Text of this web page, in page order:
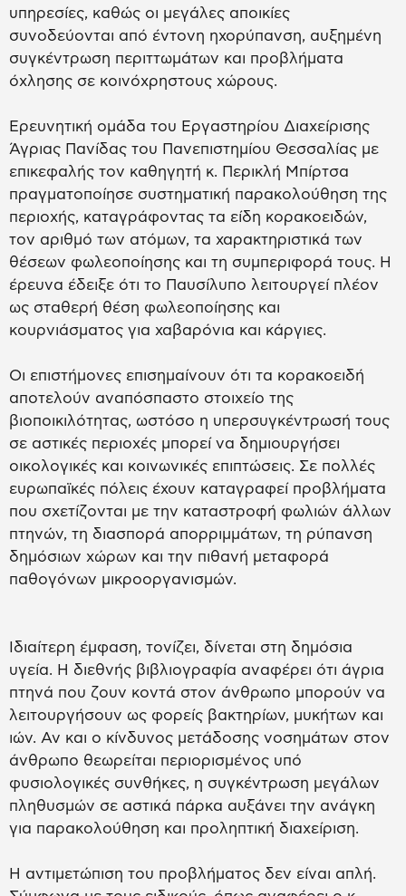
υπηρεσίες, καθώς οι μεγάλες αποικίες
συνοδεύονται από έντονη ηχορύπανση, αυξημένη
συγκέντρωση περιττωμάτων και προβλήματα
όχλησης σε κοινόχρηστους χώρους.
Ερευνητική ομάδα του Εργαστηρίου Διαχείρισης
Άγριας Πανίδας του Πανεπιστημίου Θεσσαλίας με
επικεφαλής τον καθηγητή κ. Περικλή Μπίρτσα
πραγματοποίησε συστηματική παρακολούθηση της
περιοχής, καταγράφοντας τα είδη κορακοειδών,
τον αριθμό των ατόμων, τα χαρακτηριστικά των
θέσεων φωλεοποίησης και τη συμπεριφορά τους. Η
έρευνα έδειξε ότι το Παυσίλυπο λειτουργεί πλέον
ως σταθερή θέση φωλεοποίησης και
κουρνιάσματος για χαβαρόνια και κάργιες.
Οι επιστήμονες επισημαίνουν ότι τα κορακοειδή
αποτελούν αναπόσπαστο στοιχείο της
βιοποικιλότητας, ωστόσο η υπερσυγκέντρωσή τους
σε αστικές περιοχές μπορεί να δημιουργήσει
οικολογικές και κοινωνικές επιπτώσεις. Σε πολλές
ευρωπαϊκές πόλεις έχουν καταγραφεί προβλήματα
που σχετίζονται με την καταστροφή φωλιών άλλων
πτηνών, τη διασπορά απορριμμάτων, τη ρύπανση
δημόσιων χώρων και την πιθανή μεταφορά
παθογόνων μικροοργανισμών.
Ιδιαίτερη έμφαση, τονίζει, δίνεται στη δημόσια
υγεία. Η διεθνής βιβλιογραφία αναφέρει ότι άγρια
πτηνά που ζουν κοντά στον άνθρωπο μπορούν να
λειτουργήσουν ως φορείς βακτηρίων, μυκήτων και
ιών. Αν και ο κίνδυνος μετάδοσης νοσημάτων στον
άνθρωπο θεωρείται περιορισμένος υπό
φυσιολογικές συνθήκες, η συγκέντρωση μεγάλων
πληθυσμών σε αστικά πάρκα αυξάνει την ανάγκη
για παρακολούθηση και προληπτική διαχείριση.
Η αντιμετώπιση του προβλήματος δεν είναι απλή.